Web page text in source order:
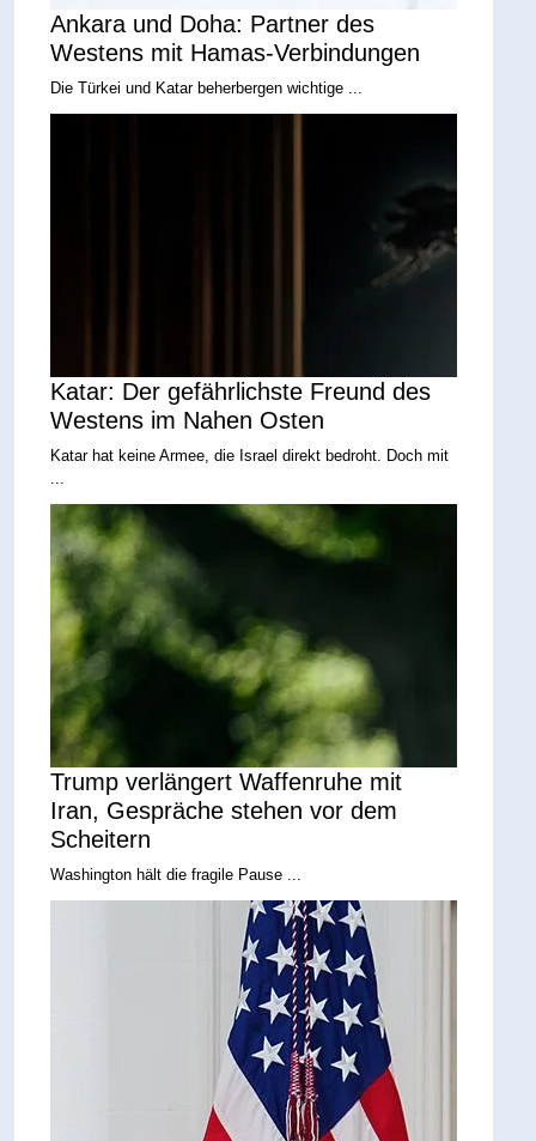
Ankara und Doha: Partner des
Westens mit Hamas-Verbindungen
Die Türkei und Katar beherbergen wichtige ...
Katar: Der gefährlichste Freund des
Westens im Nahen Osten
Katar hat keine Armee, die Israel direkt bedroht. Doch mit
Trump verlängert Waffenruhe mit
Iran, Gespräche stehen vor dem
Scheitern
Washington hält die fragile Pause ...